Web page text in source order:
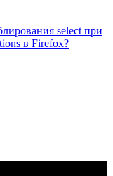
select при
в Firefox?